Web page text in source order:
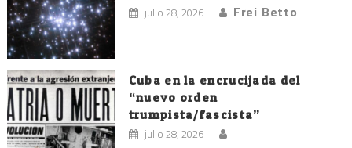
julio 28, 2026 Frei Betto
Cuba en la encrucijada del
“nuevo orden
trumpista/fascista”
julio 28, 2026